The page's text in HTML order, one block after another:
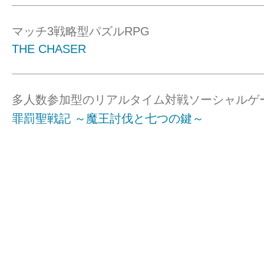
マッチ3戦略型パズルRPG
THE CHASER
多人数参加型のリアルタイム対戦ソーシャルゲ
罪罰聖戦記 ～魔王討伐と七つの鍵～